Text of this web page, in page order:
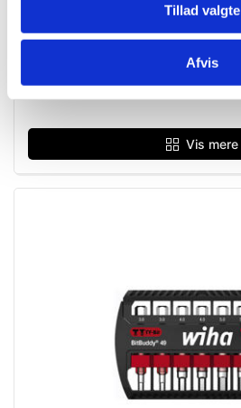
Tillad valgte
Afvis
Vis mere